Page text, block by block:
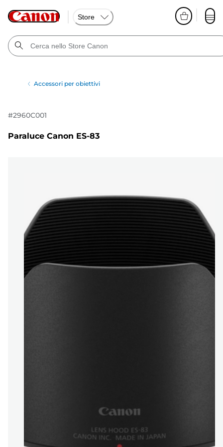
Store
Accessori per obiettivi
#2960C001
Paraluce Canon ES-83